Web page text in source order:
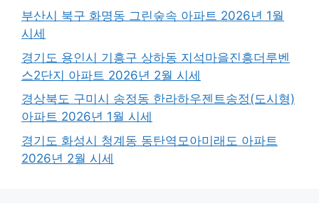
부산시 북구 화명동 그린숲속 아파트 2026년 1월
시세
경기도 용인시 기흥구 상하동 지석마을진흥더루벤
스2단지 아파트 2026년 2월 시세
경상북도 구미시 송정동 한라하우젠트송정(도시형)
아파트 2026년 1월 시세
경기도 화성시 청계동 동탄역모아미래도 아파트
2026년 2월 시세